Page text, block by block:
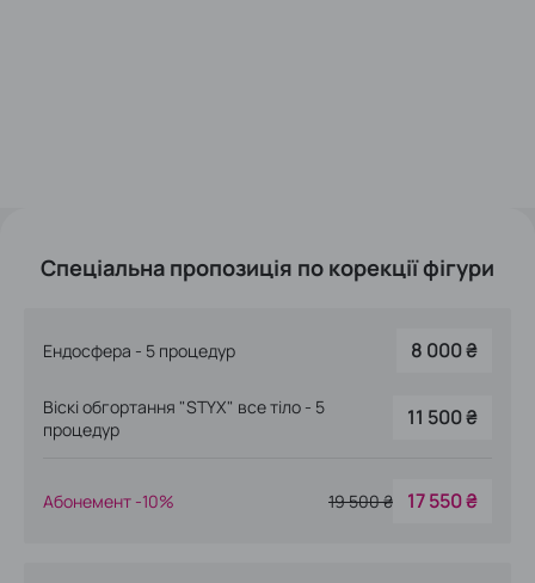
Корекція фігури
На перший сеанс тіло - 40% знижка
Ендосфера - 50 хв 1 600 ₴ 960 ₴